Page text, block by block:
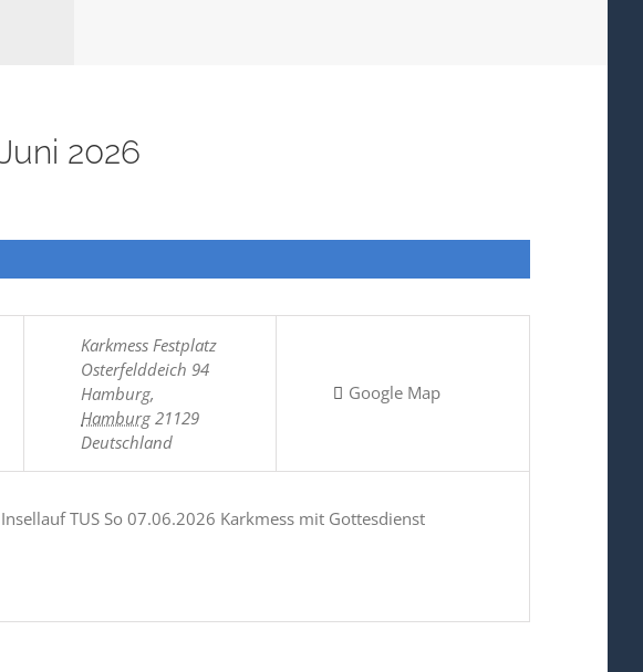
2026
Karkmess Festplatz
Osterfelddeich 94
Hamburg,
Hamburg 21129
Deutschland
Google Map
TUS So 07.06.2026 Karkmess mit Gottesdienst